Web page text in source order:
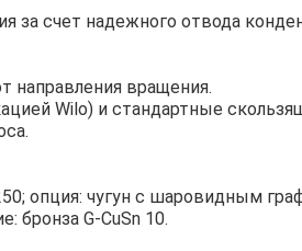
счет надежного отвода
направления вращения.
Wilo) и стандартные
опция: чугун с шаровидным
бронза G-CuSn 10.